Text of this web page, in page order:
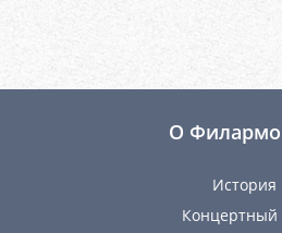
О
История
Концертный